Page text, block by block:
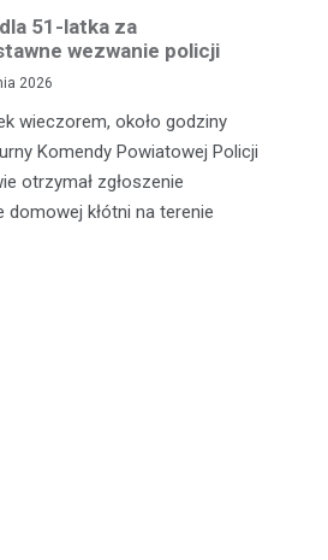
51-latka za
wezwanie policji
2026
wieczorem, około godziny
Komendy Powiatowej Policji
otrzymał zgłoszenie
domowej kłótni na terenie